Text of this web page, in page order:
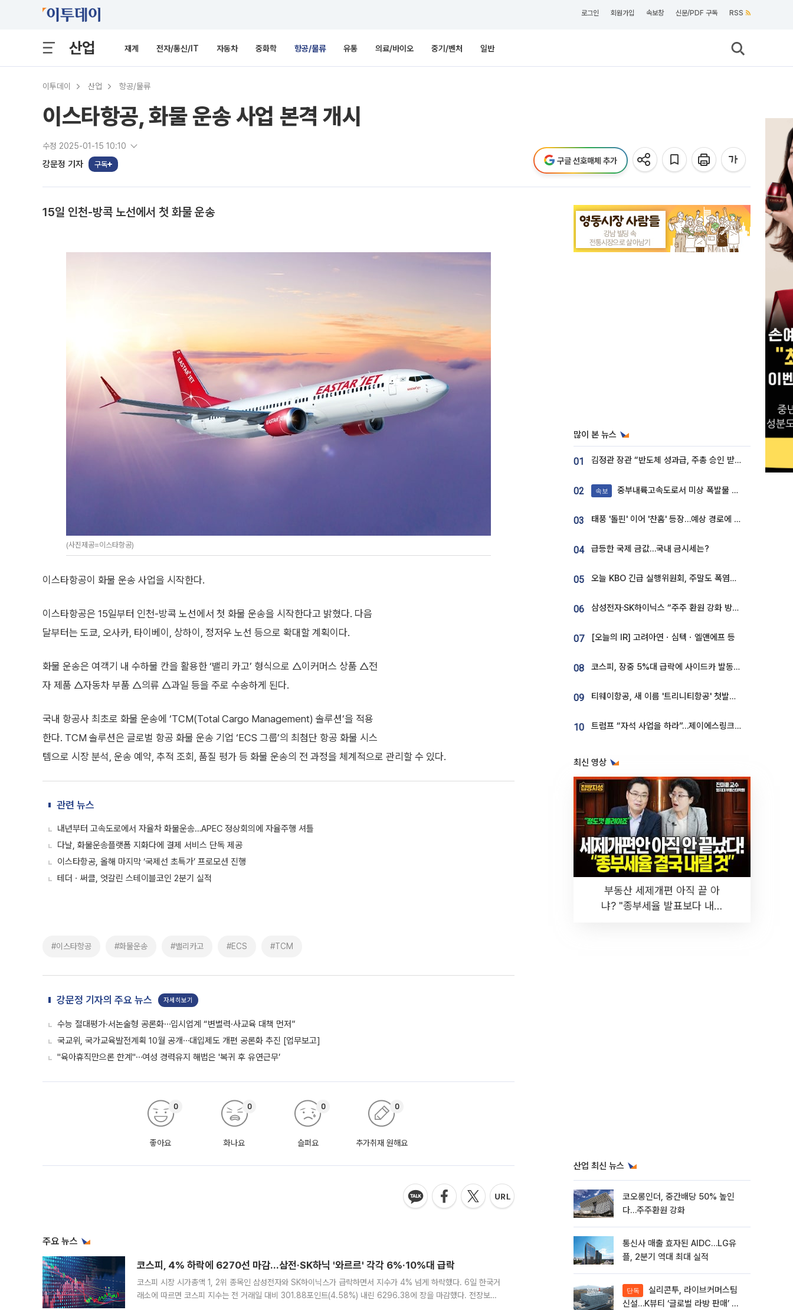
로그인 회원가입 속보창 신문/PDF 구독 RSS
산업 재계 전자/통신/IT 자동차 중화학 항공/물류 유통 의료/바이오 중기/벤처 일반
이투데이 산업 항공/물류
이스타항공, 화물 운송 사업 본격 개시
수정 2025-01-15 10:10
강문정 기자 구독 구글 선호매체 추가
15일 인천-방콕 노선에서 첫 화물 운송
(사진제공=이스타항공)
이스타항공이 화물 운송 사업을 시작한다.
이스타항공은 15일부터 인천-방콕 노선에서 첫 화물 운송을 시작한다고 밝혔다. 다음
달부터는 도쿄, 오사카, 타이베이, 상하이, 정저우 노선 등으로 확대할 계획이다.
화물 운송은 여객기 내 수하물 칸을 활용한 ‘밸리 카고’ 형식으로 △이커머스 상품 △전
자 제품 △자동차 부품 △의류 △과일 등을 주로 수송하게 된다.
국내 항공사 최초로 화물 운송에 ‘TCM(Total Cargo Management) 솔루션’을 적용
한다. TCM 솔루션은 글로벌 항공 화물 운송 기업 ‘ECS 그룹’의 최첨단 항공 화물 시스
템으로 시장 분석, 운송 예약, 추적 조회, 품질 평가 등 화물 운송의 전 과정을 체계적으로 관리할 수 있다.
관련 뉴스
내년부터 고속도로에서 자율차 화물운송…APEC 정상회의에 자율주행 셔틀
다날, 화물운송플랫폼 지화다에 결제 서비스 단독 제공
이스타항공, 올해 마지막 ‘국제선 초특가’ 프로모션 진행
테더ㆍ써클, 엇갈린 스테이블코인 2분기 실적
#이스타항공 #화물운송 #밸리카고 #ECS #TCM
강문정 기자의 주요 뉴스 자세히보기
수능 절대평가·서논술형 공론화⋯입시업계 “변별력·사교육 대책 먼저”
국교위, 국가교육발전계획 10월 공개⋯대입제도 개편 공론화 추진 [업무보고]
"육아휴직만으론 한계"⋯여성 경력유지 해법은 '복귀 후 유연근무’
좋아요
0
화나요
0
슬퍼요
0
추가취재 원해요
0
주요 뉴스
코스피, 4% 하락에 6270선 마감…삼전·SK하닉 '와르르' 각각 6%·10%대 급락
코스피 시장 시가총액 1, 2위 종목인 삼성전자와 SK하이닉스가 급락하면서 지수가 4% 넘게 하락했다. 6일 한국거
래소에 따르면 코스피 지수는 전 거래일 대비 301.88포인트(4.58%) 내린 6296.38에 장을 마감했다. 전장보다
많이 본 뉴스
01 김정관 장관 “반도체 성과급, 주총 승인 받도록”…상법·자본시장법 개정 시사
02 속보 중부내륙고속도로서 미상 폭발물 발견
03 태풍 '돌핀' 이어 '찬홈' 등장…예상 경로에 한국 '한숨'
04 급등한 국제 금값…국내 금시세는?
05 오늘 KBO 긴급 실행위원회, 주말도 폭염취소 될까
06 삼성전자·SK하이닉스 “주주 환원 강화 방안 마련”
07 [오늘의 IR] 고려아연ㆍ심텍ㆍ엘앤에프 등
08 코스피, 장중 5%대 급락에 사이드카 발동…삼성·SK 동반 폭락
09 티웨이항공, 새 이름 '트리니티항공' 첫발…SSC 전략 본격화
10 트럼프 “자석 사업을 하라”…제이에스링크, 비중국 영구자석 공급망 구축 속도
최신 영상
부동산 세제개편 아직 끝 아
냐? "종부세율 발표보다 내릴
산업 최신 뉴스
코오롱인더, 중간배당 50% 높인
다…주주환원 강화
통신사 매출 효자된 AIDC…LG유
플, 2분기 역대 최대 실적
단독
신설…K뷰티 ‘글로벌 라방 판매’ 확